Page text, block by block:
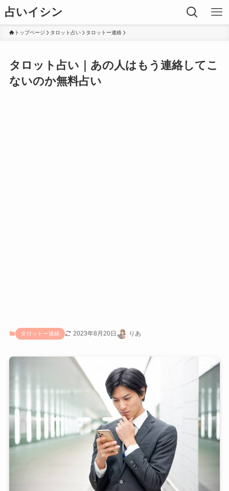
占いイシン
トップページ タロット占い タロットー連絡
タロット占い｜あの人はもう連絡してこ
ないのか無料占い
タロットー連絡 2023年8月20日 りあ